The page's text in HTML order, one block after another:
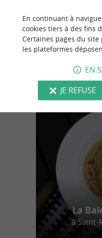
La
à Saint-
En continuant à
cookies tiers à des fins
Certaines pages du site
les plateformes
EN
JE REFUSE